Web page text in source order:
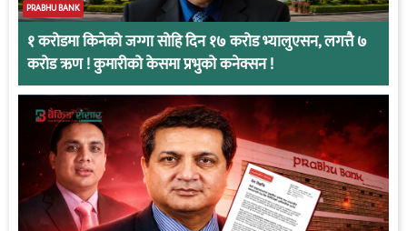
PRABHU BANK
१ करोडमा किनेको जग्गा सोहि दिन १७ करोड भ्यालुएसन, लगत्तै ७
करोड ऋण ! कुमारीको केसमा प्रभुको कनेक्सन !